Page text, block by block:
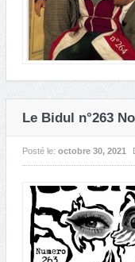
Le Bidul n°263
Posté le: octobre 30, 2021